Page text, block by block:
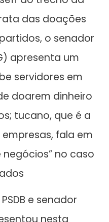
das doações
o senador
apresenta um
servidores em
doarem dinheiro
tucano, que é a
fala em
no caso
e senador